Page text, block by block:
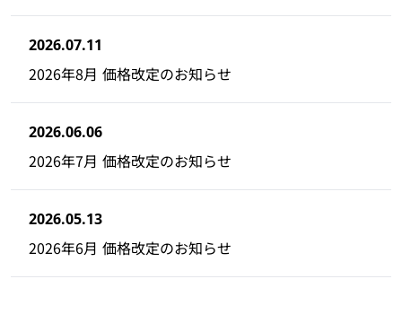
2026.07.11
2026年8月 価格改定のお知らせ
2026.06.06
2026年7月 価格改定のお知らせ
2026.05.13
2026年6月 価格改定のお知らせ